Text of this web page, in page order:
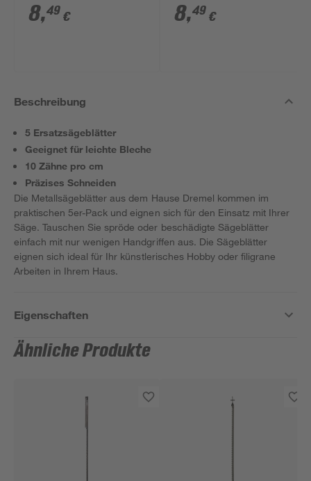
"Moto-Saw" MS52
8,49 €
"Moto-Saw"
8,49 €
Beschreibung
5 Ersatzsägeblätter
Geeignet für leichte Bleche
10 Zähne pro cm
Präzises Schneiden
Die Metallsägeblätter aus dem Hause Dremel kommen im
praktischen 5er-Pack und eignen sich für den Einsatz mit Ihrer
Säge. Tauschen Sie spröde oder beschädigte Sägeblätter
einfach mit nur wenigen Handgriffen aus. Die Sägeblätter
eignen sich ideal für Ihr künstlerisches Hobby oder filigrane
Arbeiten in Ihrem Haus.
Eigenschaften
Ähnliche Produkte